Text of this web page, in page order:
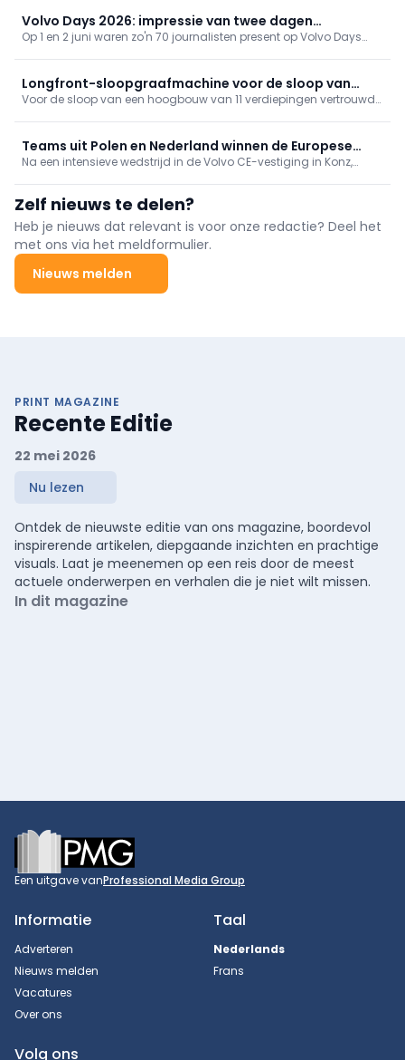
knikdumpers A30 en A40 Electric en de EWR150 Electric
bandengraafmachine
Volvo Days 2026: impressie van twee dagen
bouwmachineplezier
Op 1 en 2 juni waren zo'n 70 journalisten present op Volvo Days
een demo van Volvo’s nieuwste bouwmachines. Een impressie
van 24 uur bouwmachineplezier in Zweden.
Longfront-sloopgraafmachine voor de sloop van
prefabgebouw
Voor de sloop van een hoogbouw van 11 verdiepingen vertrouwde
sloopgraafmachine.
Teams uit Polen en Nederland winnen de Europese
finale van Volvo CE Masters 2026
Na een intensieve wedstrijd in de Volvo CE-vestiging in Konz,
B.V. zich geplaatst voor de Volvo CE Masters World Final 2026
Zelf nieuws te delen?
Heb je nieuws dat relevant is voor onze redactie? Deel het
met ons via het meldformulier.
Nieuws melden
PRINT MAGAZINE
Recente Editie
22 mei 2026
Nu lezen
Ontdek de nieuwste editie van ons magazine, boordevol
inspirerende artikelen, diepgaande inzichten en prachtige
visuals. Laat je meenemen op een reis door de meest
actuele onderwerpen en verhalen die je niet wilt missen.
In dit magazine
Footer
Een uitgave vanProfessional Media Group
Informatie
Adverteren
Nieuws melden
Vacatures
Over ons
Taal
Nederlands
Frans
Volg ons